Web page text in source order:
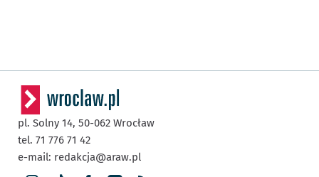
pl. Solny 14, 50-062 Wrocław
tel. 71 776 71 42
e-mail: redakcja@araw.pl